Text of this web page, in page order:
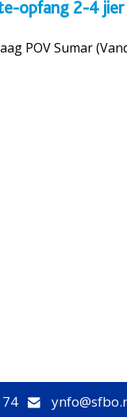
opfang 2-4 jier
POV Sumar